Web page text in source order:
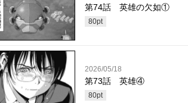
第74話 英雄の欠如①
80pt
2026/05/18
第73話 英雄④
80pt